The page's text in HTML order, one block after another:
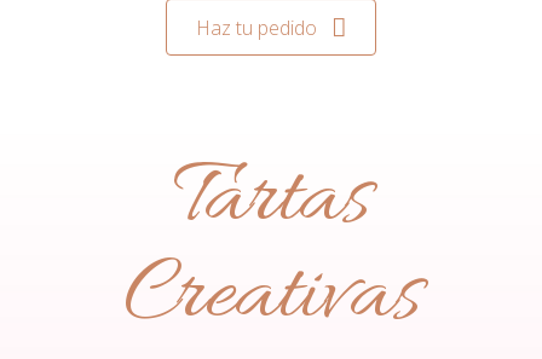
Haz tu pedido
Tartas
Creativas